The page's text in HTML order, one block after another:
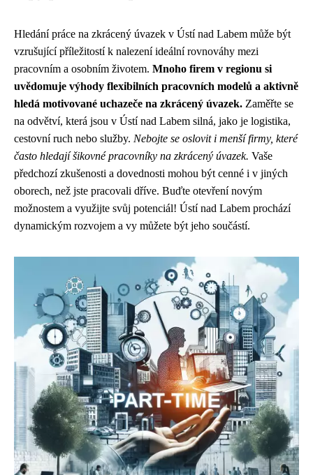
Hledání práce na zkrácený úvazek v Ústí nad Labem může být
vzrušující příležitostí k nalezení ideální rovnováhy mezi
pracovním a osobním životem. Mnoho firem v regionu si
uvědomuje výhody flexibilních pracovních modelů a aktivně
hledá motivované uchazeče na zkrácený úvazek. Zaměřte se
na odvětví, která jsou v Ústí nad Labem silná, jako je logistika,
cestovní ruch nebo služby. Nebojte se oslovit i menší firmy, které
často hledají šikovné pracovníky na zkrácený úvazek. Vaše
předchozí zkušenosti a dovednosti mohou být cenné i v jiných
oborech, než jste pracovali dříve. Buďte otevření novým
možnostem a využijte svůj potenciál! Ústí nad Labem prochází
dynamickým rozvojem a vy můžete být jeho součástí.